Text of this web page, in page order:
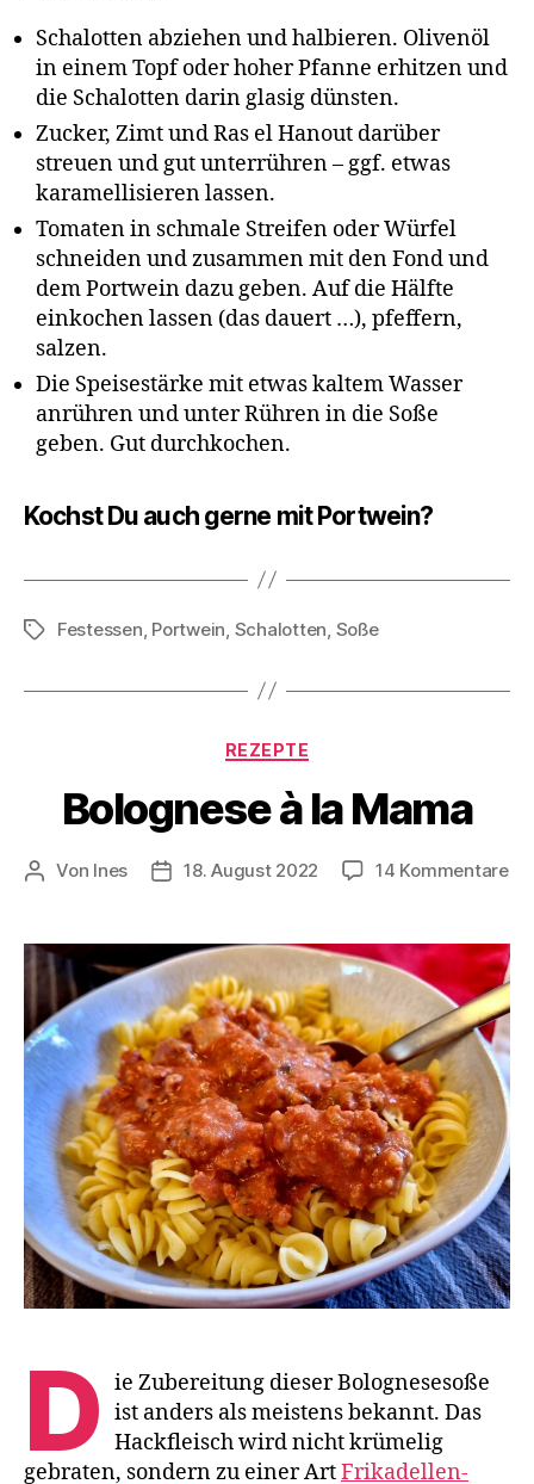
Schalotten abziehen und halbieren. Olivenöl
in einem Topf oder hoher Pfanne erhitzen und
die Schalotten darin glasig dünsten.
Zucker, Zimt und Ras el Hanout darüber
streuen und gut unterrühren – ggf. etwas
karamellisieren lassen.
Tomaten in schmale Streifen oder Würfel
schneiden und zusammen mit den Fond und
dem Portwein dazu geben. Auf die Hälfte
einkochen lassen (das dauert …), pfeffern,
salzen.
Die Speisestärke mit etwas kaltem Wasser
anrühren und unter Rühren in die Soße
geben. Gut durchkochen.
Kochst Du auch gerne mit Portwein?
Schlagwörter
Festessen, Portwein, Schalotten, Soße
Kategorien
REZEPTE
Bolognese à la Mama
Beitragsautor
Von Ines Veröffentlichungsdatum
18. August 2022 14 Kommentarezu
la
D ie Zubereitung dieser Bolognesesoße
ist anders als meistens bekannt. Das
Hackfleisch wird nicht krümelig
gebraten, sondern zu einer ArtFrikadellen-